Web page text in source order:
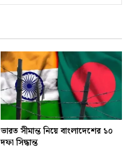
ভারত সীমান্ত নিয়ে বাংলাদেশের ১০
দফা সিদ্ধান্ত